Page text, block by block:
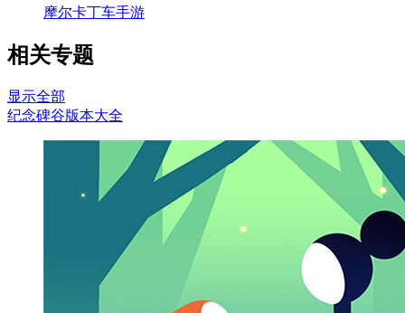
摩尔卡丁车手游
相关专题
显示全部
纪念碑谷版本大全